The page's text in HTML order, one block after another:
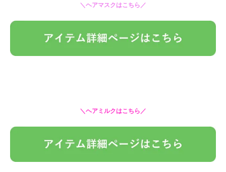
＼ヘアマスクはこちら／
＼ヘアミルクはこちら／